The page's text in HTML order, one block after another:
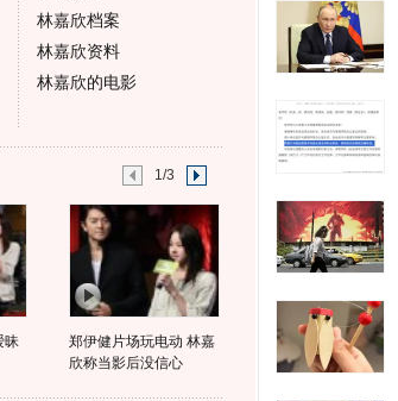
林嘉欣档案
林嘉欣资料
林嘉欣的电影
1/3
昧
郑伊健片场玩电动 林嘉
欣称当影后没信心